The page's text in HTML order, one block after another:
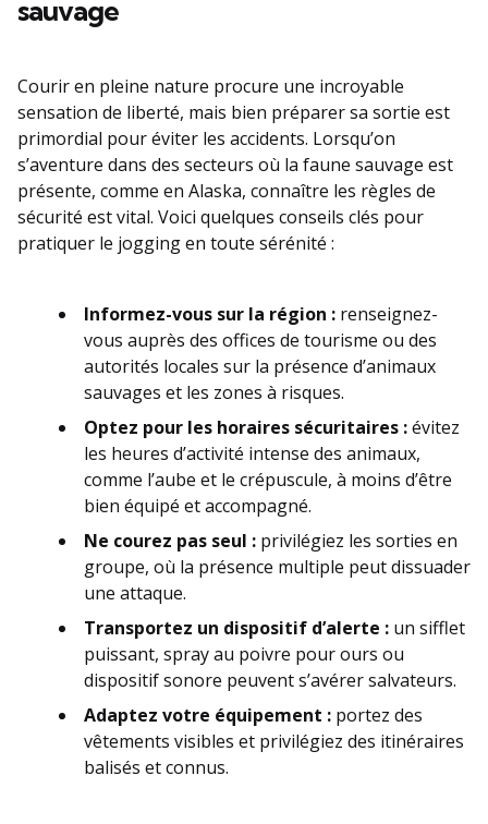
sauvage
Courir en pleine nature procure une incroyable
sensation de liberté, mais bien préparer sa sortie est
primordial pour éviter les accidents. Lorsqu’on
s’aventure dans des secteurs où la faune sauvage est
présente, comme en Alaska, connaître les règles de
sécurité est vital. Voici quelques conseils clés pour
pratiquer le jogging en toute sérénité :
Informez-vous sur la région : renseignez-
vous auprès des offices de tourisme ou des
autorités locales sur la présence d’animaux
sauvages et les zones à risques.
Optez pour les horaires sécuritaires :évitez
les heures d’activité intense des animaux,
comme l’aube et le crépuscule, à moins d’être
bien équipé et accompagné.
Ne courez pas seul : privilégiez les sorties en
groupe, où la présence multiple peut dissuader
une attaque.
Transportez un dispositif d’alerte : un sifflet
puissant, spray au poivre pour ours ou
dispositif sonore peuvent s’avérer salvateurs.
Adaptez votre équipement : portez des
vêtements visibles et privilégiez des itinéraires
balisés et connus.